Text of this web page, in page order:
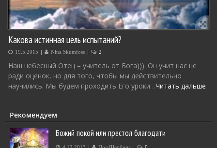
Какова истинная цель испытаний?
19.5.2015 | Nina Skumfoss | 2
Наш небесный Отец – учитель от Бога))). Он учит нас не
ради оценок, но для того, чтобы мы действительно
научились. Мы будем проходить Его уроки…Читать дальше
Рекомендуем
Божий покой или престол благодати